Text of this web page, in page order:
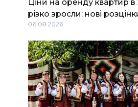
Ціни на оренду квартир в
різко зросли: нові
06.08.2026